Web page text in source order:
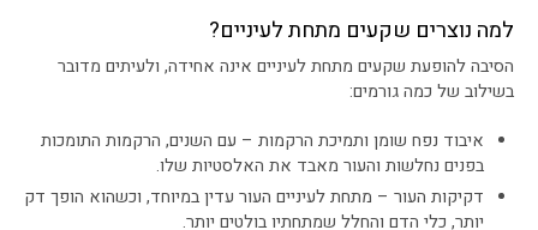
למה נוצרים שקעים מתחת לעיניים?
הסיבה להופעת שקעים מתחת לעיניים אינה אחידה, ולעיתים מדובר
בשילוב של כמה גורמים:
איבוד נפח שומן ותמיכת הרקמות – עם השנים, הרקמות התומכות
בפנים נחלשות והעור מאבד את האלסטיות שלו.
דקיקות העור – מתחת לעיניים העור עדין במיוחד, וכשהוא הופך דק
יותר, כלי הדם והחלל שמתחתיו בולטים יותר.